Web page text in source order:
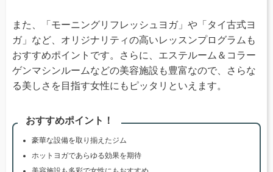
また、「モーニングリフレッシュヨガ」や「タイ古式ヨ
ガ」など、オリジナリティの高いレッスンプログラムも
おすすめポイントです。さらに、エステルーム＆コラー
ゲンマシンルームなどの美容施設も豊富なので、さらな
る美しさを目指す女性にもピッタリといえます。
おすすめポイント！
豪華な設備を取り揃えたジム
ホットヨガであらゆる効果を期待